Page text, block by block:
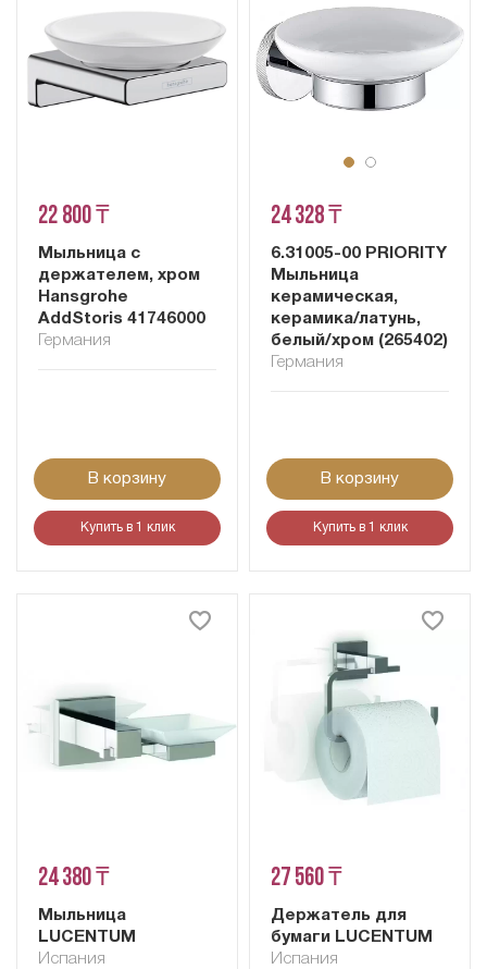
22 800 ₸
Мыльница с
держателем, хром
Hansgrohe
AddStoris 41746000
Германия
В корзину
Купить в 1 клик
24 328 ₸
6.31005-00 PRIORITY
Мыльница
керамическая,
керамика/латунь,
белый/хром (265402)
Германия
В корзину
Купить в 1 клик
24 380 ₸
Мыльница
LUCENTUM
Испания
27 560 ₸
Держатель для
бумаги LUCENTUM
Испания